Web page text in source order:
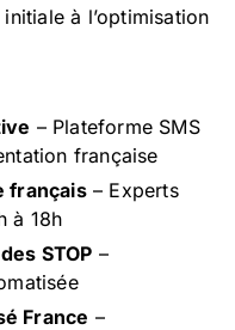
à l’optimisation
– Plateforme SMS
française
français– Experts
à 18h
STOP –
France –